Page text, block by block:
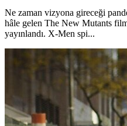
Ne zaman vizyona gireceği
hâle gelen The New Mutants
yayınlandı. X-Men spi...